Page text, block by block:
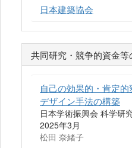
日本建築協会
共同研究・競争的資金等
自己の効果的・肯定
デザイン手法の構築
日本学術振興会 科学研
2025年3月
松田 奈緒子